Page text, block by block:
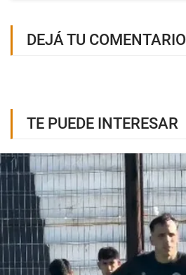
DEJÁ TU COMENTARIO
TE PUEDE INTERESAR